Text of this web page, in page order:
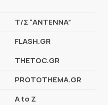
Τ/Σ “ANTENNA”
FLASH.GR
THETOC.GR
PROTOTHEMA.GR
A to Z